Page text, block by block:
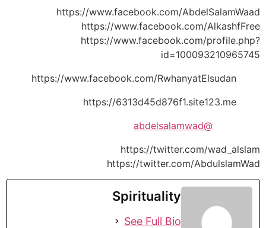
https://www.facebook.com/AbdelSalamWaad
https://www.facebook.com/AlkashfFree
https://www.facebook.com/profile.php?
id=100093210965745
https://www.facebook.com/RwhanyatElsudan
https://6313d45d876f1.site123.me
@abdelsalamwad
https://twitter.com/wad_alslam
https://twitter.com/AbdulslamWad
Spirituality
See Full Bio